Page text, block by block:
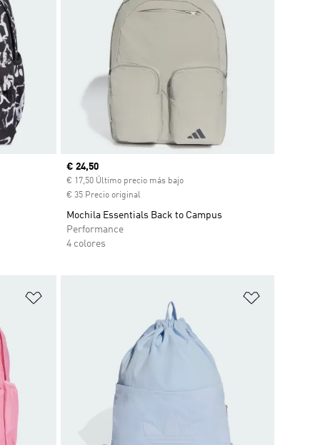
Precio actual
€ 24,50
€ 17,50 Último precio más bajo
€ 35 Precio original
Mochila Essentials Back to Campus
Performance
4 colores